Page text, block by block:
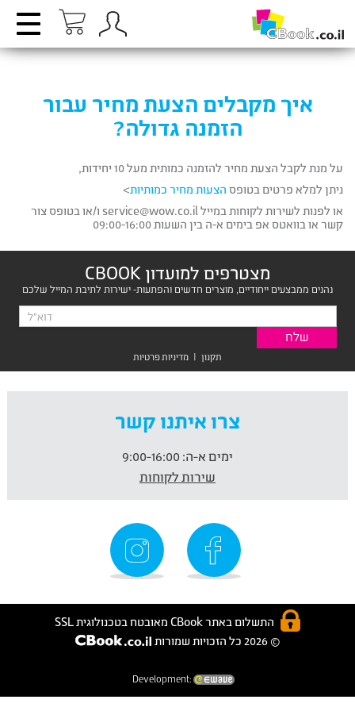
איך מקבלים הצעת מחיר עבור
הזמנה גדולה?
על מנת לקבל הצעת מחיר להזמנה כמותית מעל 10 יחידות,
ניתן למלא פרטים בטופס הצעות מחיר כמותיות>
או לפנות לשירות לקוחות במייל service@wow.co.il ו/או בטופס צור
קשר או בוואטס אפ בימים א-ה בין השעות 09:00-16:00
מצטרפים למועדון CBOOK
נהנים ממבצעים ייחודיים, מוצרים חדשים והפתעות- ישירות לתיבת המייל שלכם
תקנון | מדיניות פרטיות
צרו איתנו קשר
ימים א-ה:
שירות לקוחות
התשלום באתר CBook מאובטח בטכנולוגית SSL
© 2026 כל הזכויות שמורות
Development: